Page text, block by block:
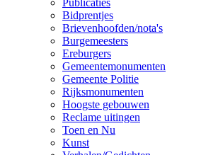
Publicaties
Bidprentjes
Brievenhoofden/nota's
Burgemeesters
Ereburgers
Gemeentemonumenten
Gemeente Politie
Rijksmonumenten
Hoogste gebouwen
Reclame uitingen
Toen en Nu
Kunst